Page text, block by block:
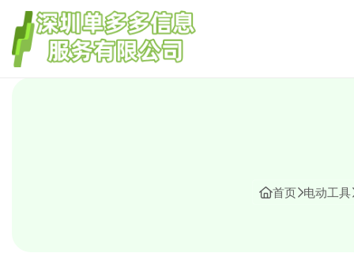
首页 电动工具